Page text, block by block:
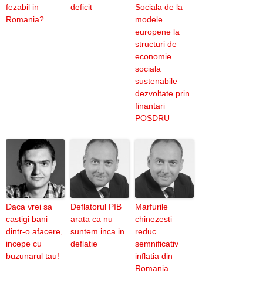
fezabil in
Romania?
deficit
Sociala de la
modele
europene la
structuri de
economie
sociala
sustenabile
dezvoltate prin
finantari
POSDRU
Daca vrei sa
castigi bani
dintr-o afacere,
incepe cu
buzunarul tau!
Deflatorul PIB
arata ca nu
suntem inca in
deflatie
Marfurile
chinezesti
reduc
semnificativ
inflatia din
Romania